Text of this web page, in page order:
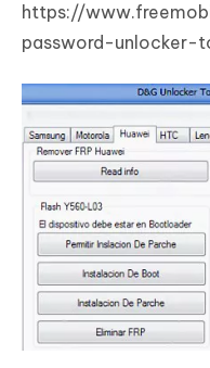
https://
password-unlocker-